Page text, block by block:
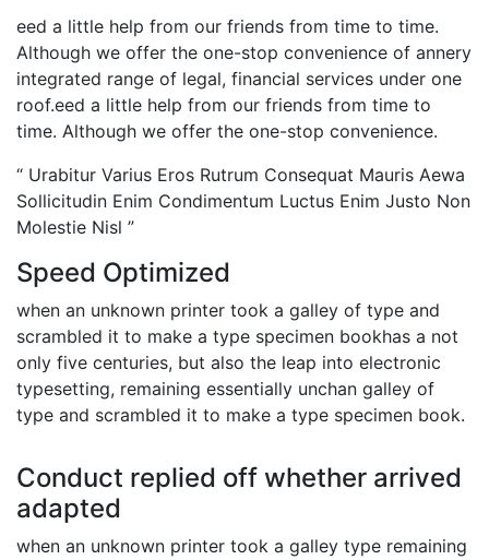
eed a little help from our friends from time to time.
Although we offer the one-stop convenience of annery
integrated range of legal, financial services under one
roof.eed a little help from our friends from time to
time. Although we offer the one-stop convenience.
“ Urabitur Varius Eros Rutrum Consequat Mauris Aewa
Sollicitudin Enim Condimentum Luctus Enim Justo Non
Molestie Nisl ”
Speed Optimized
when an unknown printer took a galley of type and
scrambled it to make a type specimen bookhas a not
only five centuries, but also the leap into electronic
typesetting, remaining essentially unchan galley of
type and scrambled it to make a type specimen book.
Conduct replied off whether arrived
adapted
when an unknown printer took a galley type remaining